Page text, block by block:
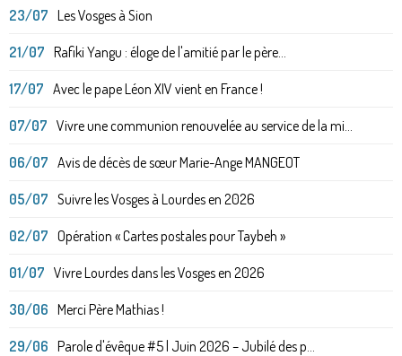
23/07 Les Vosges à Sion
21/07 Rafiki Yangu : éloge de l'amitié par le père...
17/07 Avec le pape Léon XIV vient en France !
07/07 Vivre une communion renouvelée au service de la mi...
06/07 Avis de décès de sœur Marie-Ange MANGEOT
05/07 Suivre les Vosges à Lourdes en 2026
02/07 Opération « Cartes postales pour Taybeh »
01/07 Vivre Lourdes dans les Vosges en 2026
30/06 Merci Père Mathias !
29/06 Parole d'évêque #5 | Juin 2026 – Jubilé des p...